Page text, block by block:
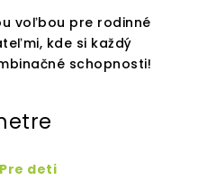
voľbou pre rodinné
kde si každý
schopnosti!
Pre deti